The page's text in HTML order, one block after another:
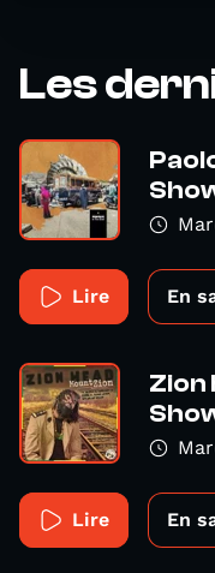
Les
Lire En
Zion
Lire En